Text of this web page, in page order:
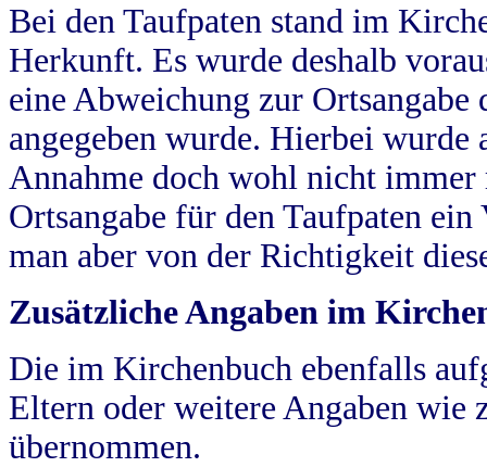
Bei den Taufpaten stand im
Herkunft. Es wurde deshalb
eine Abweichung zur
angegeben wurde. Hierbei wurde
Annahme doch wohl nicht
Ortsangabe für den Taufpaten
man aber von der Richtigkeit
Zusätzliche Angaben im
Die im Kirchenbuch ebenfalls
Eltern oder weitere Angaben wie
übernommen.